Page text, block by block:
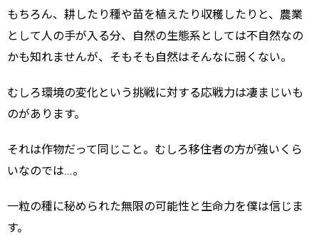
もちろん、耕したり種や苗を植えたり収穫したりと、農業
として人の手が入る分、自然の生態系としては不自然なの
かも知れませんが、そもそも自然はそんなに弱くない。
むしろ環境の変化という挑戦に対する応戦力は凄まじいも
のがあります。
それは作物だって同じこと。むしろ移住者の方が強いくら
いなのでは…。
一粒の種に秘められた無限の可能性と生命力を僕は信じま
す。